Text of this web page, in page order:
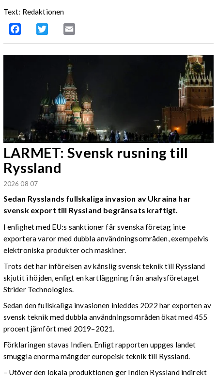
Text: Redaktionen
Facebook Twitter
LARMET: Svensk rusning till
Ryssland
2026 08 07
Sedan Rysslands fullskaliga invasion av Ukraina har
svensk export till Ryssland begränsats kraftigt.
I enlighet med EU:s sanktioner får svenska företag inte
exportera varor med dubbla användningsområden, exempelvis
elektroniska produkter och maskiner.
Trots det har införelsen av känslig svensk teknik till Ryssland
skjutit i höjden, enligt en kartläggning från analysföretaget
Strider Technologies.
Sedan den fullskaliga invasionen inleddes 2022 har exporten av
svensk teknik med dubbla användningsområden ökat med 455
procent jämfört med 2019–2021.
Förklaringen stavas Indien. Enligt rapporten uppges landet
smuggla enorma mängder europeisk teknik till Ryssland.
– Utöver den lokala produktionen ger Indien Ryssland indirekt